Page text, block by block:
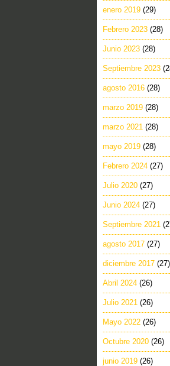
enero 2019 (29)
Febrero 2023 (28)
Junio 2023 (28)
Septiembre 2023
agosto 2016 (28)
marzo 2019 (28)
marzo 2021 (28)
mayo 2019 (28)
Febrero 2024 (27)
Julio 2020 (27)
Junio 2024 (27)
Septiembre 2021
agosto 2017 (27)
diciembre 2017 (27)
Abril 2024 (26)
Julio 2021 (26)
Mayo 2022 (26)
Octubre 2020 (26)
junio 2019 (26)